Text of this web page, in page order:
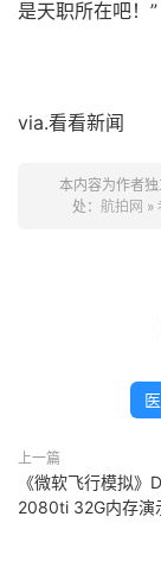
是天职所在吧！”
via.看看新闻
本内容为作者
处： 航拍网 »
上一篇
《微软飞行模拟》
2080ti 32G内存演